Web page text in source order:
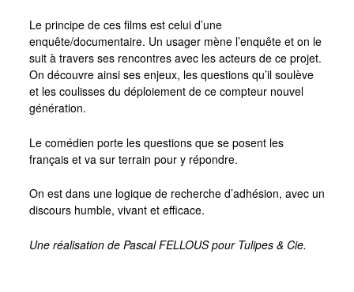
Le principe de ces films est celui d’une
enquête/documentaire. Un usager mène l’enquête et on le
suit à travers ses rencontres avec les acteurs de ce projet.
On découvre ainsi ses enjeux, les questions qu’il soulève
et les coulisses du déploiement de ce compteur nouvel
génération.
Le comédien porte les questions que se posent les
français et va sur terrain pour y répondre.
On est dans une logique de recherche d’adhésion, avec un
discours humble, vivant et efficace.
Une réalisation de Pascal FELLOUS pour Tulipes & Cie.